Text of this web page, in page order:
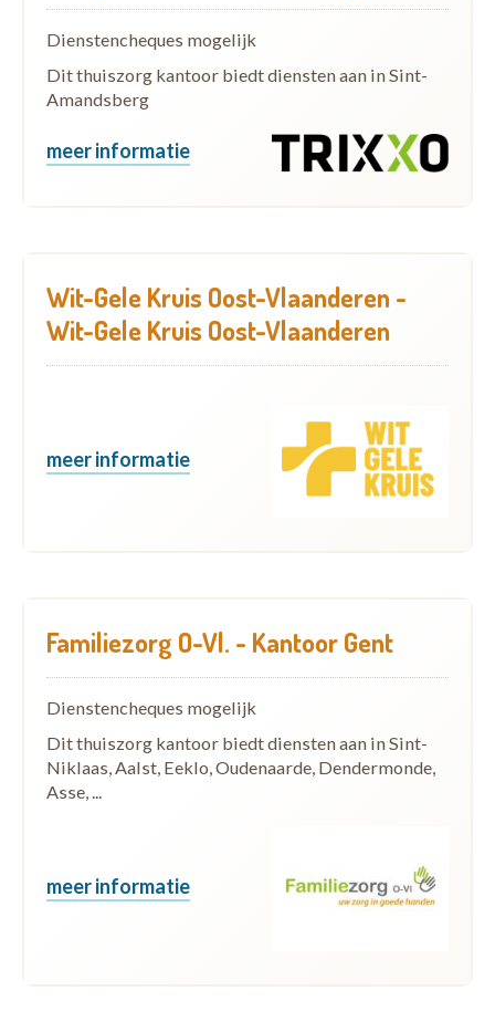
Dienstencheques mogelijk
Dit thuiszorg kantoor biedt diensten aan in Sint-
Amandsberg
meer informatie
Wit-Gele Kruis Oost-Vlaanderen -
Wit-Gele Kruis Oost-Vlaanderen
meer informatie
Familiezorg O-Vl. - Kantoor Gent
Dienstencheques mogelijk
Dit thuiszorg kantoor biedt diensten aan in Sint-
Niklaas, Aalst, Eeklo, Oudenaarde, Dendermonde,
Asse, ...
meer informatie